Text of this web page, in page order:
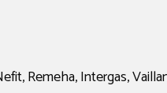
Remeha, Intergas,